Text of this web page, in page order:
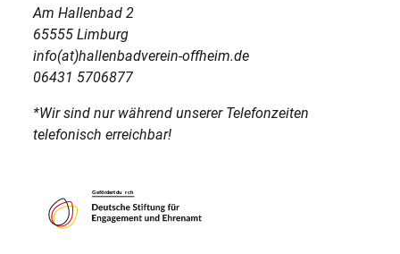
Am Hallenbad 2
65555 Limburg
info(at)hallenbadverein-offheim.de
06431 5706877
*Wir sind nur während unserer Telefonzeiten
telefonisch erreichbar!